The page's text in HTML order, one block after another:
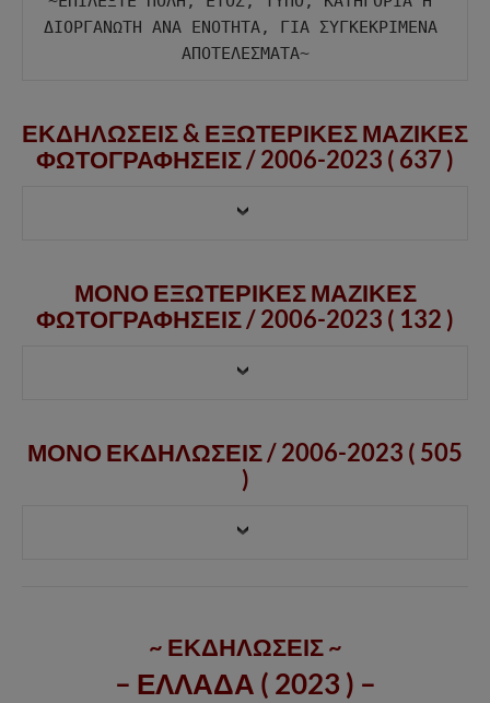
ΔΙΟΡΓΑΝΩΤΗ ΑΝΑ ΕΝΟΤΗΤΑ, ΓΙΑ ΣΥΓΚΕΚΡΙΜΕΝΑ
ΑΠΟΤΕΛΕΣΜΑΤΑ~
ΕΚΔΗΛΩΣΕΙΣ & ΕΞΩΤΕΡΙΚΕΣ ΜΑΖΙΚΕΣ
ΦΩΤΟΓΡΑΦΗΣΕΙΣ /2006-2023 ( 637 )
ΜΟΝΟ ΕΞΩΤΕΡΙΚΕΣ ΜΑΖΙΚΕΣ
ΦΩΤΟΓΡΑΦΗΣΕΙΣ /2006-2023 ( 132 )
ΜΟΝΟ ΕΚΔΗΛΩΣΕΙΣ / 2006-2023 ( 505
)
~ ΕΚΔΗΛΩΣΕΙΣ ~
– ΕΛΛΑΔΑ ( 2023 ) –